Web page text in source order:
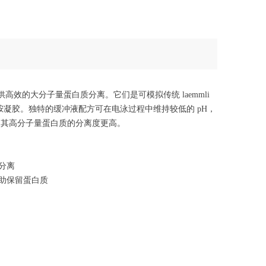
高效的大分子量蛋白质分离。它们是可模拟传统 laemmli
胶。独特的缓冲液配方可在电泳过程中维持较低的 pH，
高分子量蛋白质的分离度更高。
离
保留蛋白质